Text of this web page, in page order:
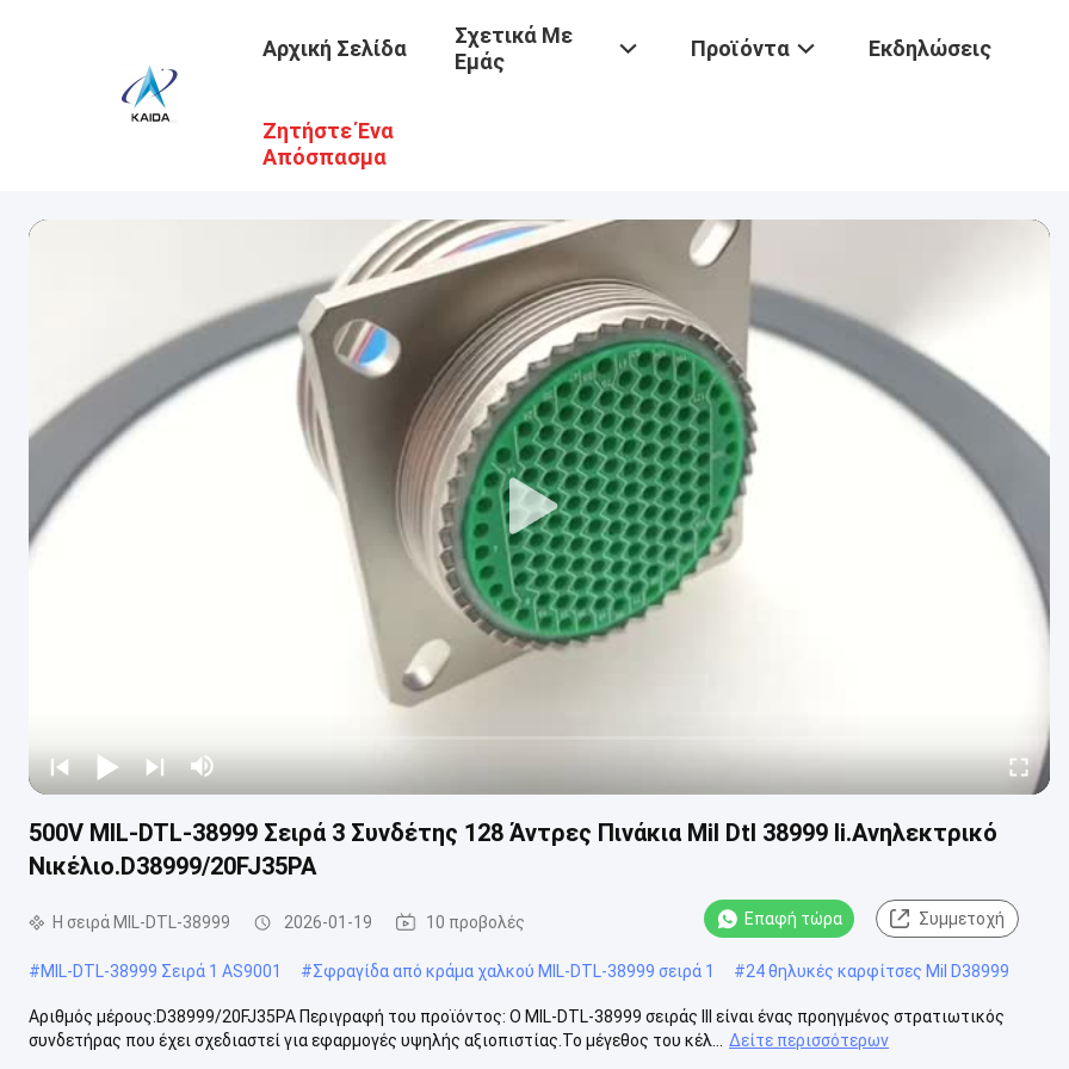
Αρχική Σελίδα
Σχετικά Με
Εμάς
Προϊόντα Εκδηλώσεις
Ζητήστε Ένα
Απόσπασμα
500V MIL-DTL-38999 Σειρά 3 Συνδέτης 128 Άντρες Πινάκια Mil Dtl 38999 Ii.Ανηλεκτρικό
Νικέλιο.D38999/20FJ35PA
Η σειρά MIL-DTL-38999 2026-01-19 10 προβολές Επαφή τώρα Συμμετοχή
#MIL-DTL-38999 Σειρά 1 AS9001 #Σφραγίδα από κράμα χαλκού MIL-DTL-38999 σειρά 1 #24 θηλυκές καρφίτσες Mil D38999
Αριθμός μέρους:D38999/20FJ35PA Περιγραφή του προϊόντος: Ο MIL-DTL-38999 σειράς III είναι ένας προηγμένος στρατιωτικός
συνδετήρας που έχει σχεδιαστεί για εφαρμογές υψηλής αξιοπιστίας.Το μέγεθος του κέλ...
Δείτε περισσότερων